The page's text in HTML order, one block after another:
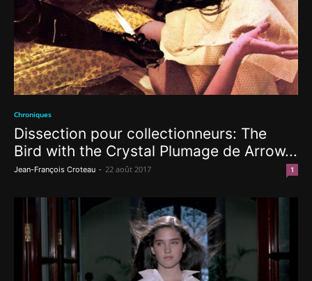
Chroniques
Dissection pour collectionneurs: The
Bird with the Crystal Plumage de Arrow...
Jean-François Croteau - 22 août 2017 1